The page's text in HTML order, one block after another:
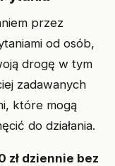
przez
od osób,
drogę w tym
zadawanych
które mogą
do działania.
zł dziennie bez